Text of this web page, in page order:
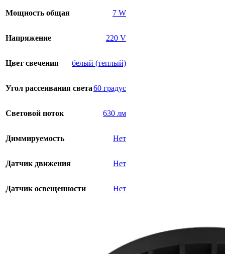
Мощность общая 7 W
Напряжение 220 V
Цвет свечения белый (теплый)
Угол рассеивания света60 градус
Световой поток 630 лм
Диммируемость Нет
Датчик движения Нет
Датчик освещенности Нет